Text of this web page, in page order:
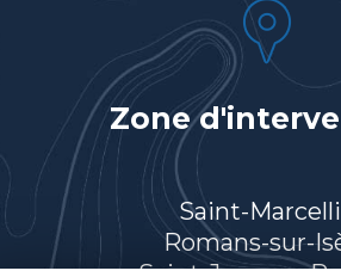
Zone
Saint-
Romans-sur-